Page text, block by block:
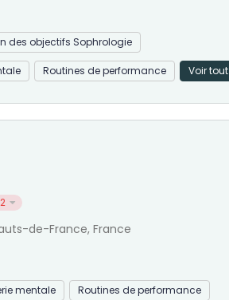
des objectifs Sophrologie
Routines de performance Voir tout
de-France, France
mentale Routines de performance